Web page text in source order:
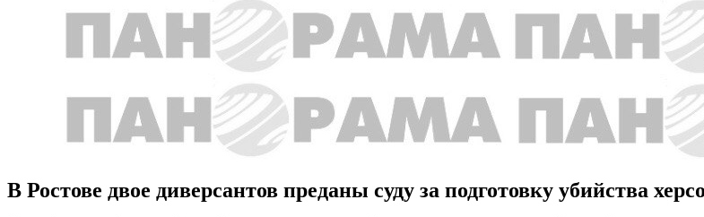
В Ростове двое диверсантов преданы суду за подготовку убийства